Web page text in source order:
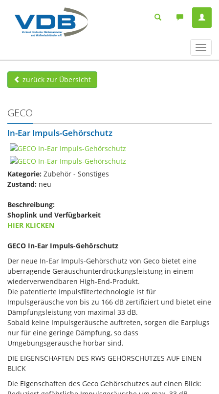
ein-/
zurück zur Übersicht
GECO
In-Ear Impuls-Gehörschutz
Kategorie: Zubehör - Sonstiges
Zustand: neu
Beschreibung:
Shoplink und Verfügbarkeit
HIER KLICKEN
GECO In-Ear Impuls-Gehörschutz
Der neue In-Ear Impuls-Gehörschutz von Geco bietet eine
überragende Geräuschunterdrückungsleistung in einem
wiederverwendbaren High-End-Produkt.
Die patentierte Impulsfiltertechnologie ist für
Impulsgeräusche von bis zu 166 dB zertifiziert und bietet eine
Dämpfungsleistung von maximal 33 dB.
Sobald keine Impulsgeräusche auftreten, sorgen die Earplugs
nur für eine geringe Dämpfung, so dass
Umgebungsgeräusche hörbar sind.
DIE EIGENSCHAFTEN DES RWS GEHÖRSCHUTZES AUF EINEN
BLICK
Die Eigenschaften des Geco Gehörschutzes auf einen Blick: